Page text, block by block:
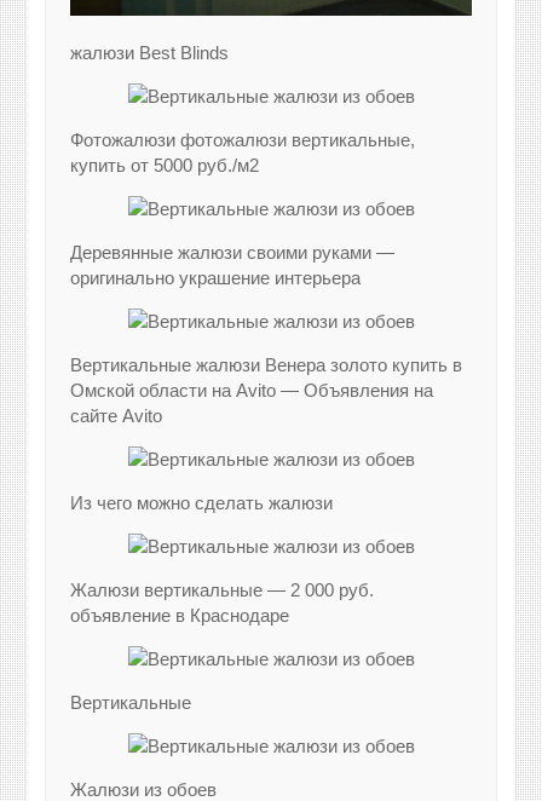
жалюзи Best Blinds
Фотожалюзи фотожалюзи вертикальные,
купить от 5000 руб./м2
Деревянные жалюзи своими руками —
оригинально украшение интерьера
Вертикальные жалюзи Венера золото купить в
Омской области на Avito — Объявления на
сайте Avito
Из чего можно сделать жалюзи
Жалюзи вертикальные — 2 000 руб.
объявление в Краснодаре
Вертикальные
Жалюзи из обоев